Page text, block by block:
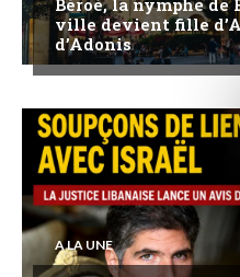
Béroé, la nymphe de
ville devient fille
d’Adonis
A LA UNE